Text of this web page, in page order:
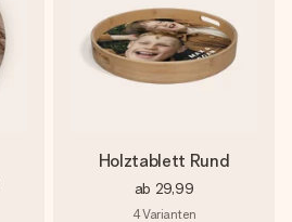
Holztablett Rund
ab 29,99
4Varianten